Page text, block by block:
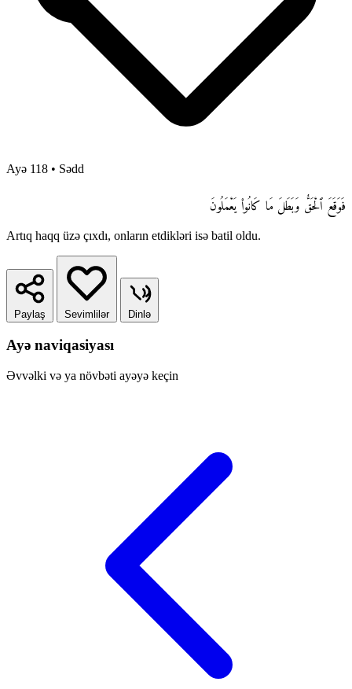
Ayə 118 • Sədd
فَوَقَعَ ٱلْحَقُّ وَبَطَلَ مَا كَانُوا۟ يَعْمَلُونَ
Artıq haqq üzə çıxdı, onların etdikləri isə batil oldu.
Paylaş Sevimlilər Dinlə
Ayə naviqasiyası
Əvvəlki və ya növbəti ayəyə keçin